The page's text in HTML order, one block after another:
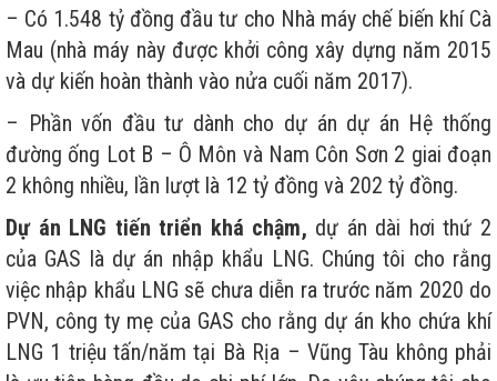
– Có 1.548 tỷ đồng đầu tư cho Nhà máy chế biến khí Cà
Mau (nhà máy này được khởi công xây dựng năm 2015
và dự kiến hoàn thành vào nửa cuối năm 2017).
– Phần vốn đầu tư dành cho dự án dự án Hệ thống
đường ống Lot B – Ô Môn và Nam Côn Sơn 2 giai đoạn
2 không nhiều, lần lượt là 12 tỷ đồng và 202 tỷ đồng.
Dự án LNG tiến triển khá chậm, dự án dài hơi thứ 2
của GAS là dự án nhập khẩu LNG. Chúng tôi cho rằng
việc nhập khẩu LNG sẽ chưa diễn ra trước năm 2020 do
PVN, công ty mẹ của GAS cho rằng dự án kho chứa khí
LNG 1 triệu tấn/năm tại Bà Rịa – Vũng Tàu không phải